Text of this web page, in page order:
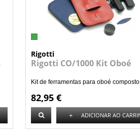
Rigotti
Rigotti CO/1000 Kit Oboé
Kit de ferramentas para oboé
82,95 €
+ ADICIONAR AO